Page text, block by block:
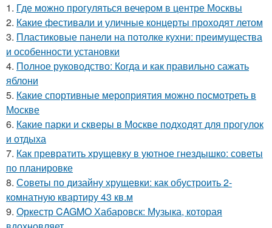
1. Где можно прогуляться вечером в центре Москвы
2. Какие фестивали и уличные концерты проходят летом
3. Пластиковые панели на потолке кухни: преимущества
и особенности установки
4. Полное руководство: Когда и как правильно сажать
яблони
5. Какие спортивные мероприятия можно посмотреть в
Москве
6. Какие парки и скверы в Москве подходят для прогулок
и отдыха
7. Как превратить хрущевку в уютное гнездышко: советы
по планировке
8. Советы по дизайну хрущевки: как обустроить 2-
комнатную квартиру 43 кв.м
9. Оркестр CAGMO Хабаровск: Музыка, которая